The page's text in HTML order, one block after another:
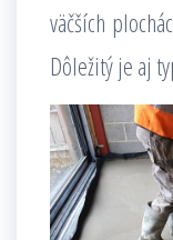
väčších
Dôležitý je aj